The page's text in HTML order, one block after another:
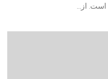
است. از...